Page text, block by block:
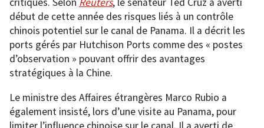
début de cette année des risques liés à un contrôle
chinois potentiel sur le canal de Panama. Il a décrit les
ports gérés par Hutchison Ports comme des « postes
d’observation » pouvant offrir des avantages
stratégiques à la Chine.
Le ministre des Affaires étrangères Marco Rubio a
également insisté, lors d’une visite au Panama, pour